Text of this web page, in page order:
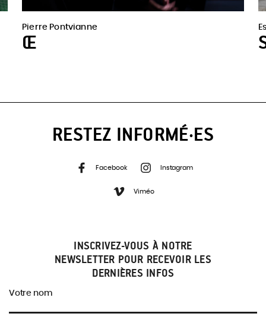
Pierre Pontvianne
Œ
RESTEZ INFORMÉ·ES
Facebook Instagram
Viméo
INSCRIVEZ-VOUS À NOTRE
NEWSLETTER POUR RECEVOIR LES
DERNIÈRES INFOS
Votre nom